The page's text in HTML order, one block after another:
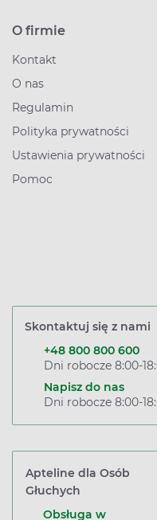
O firmie
Kontakt
O nas
Regulamin
Polityka prywatności
Ustawienia prywatności
Pomoc
Skontaktuj się z nami
+48 800 800 600
Dni robocze 8:00-
Napisz do nas
Dni robocze 8:00-
Apteline dla Osób
Głuchych
Obsługa w